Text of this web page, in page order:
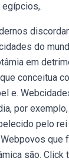
do
em
conceitua
e.
por
pelo
que
são. Click